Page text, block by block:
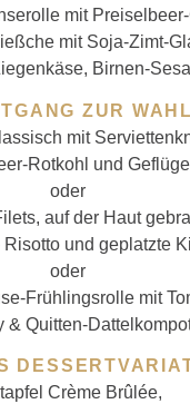
mit
mit Soja-Zimt-
Birnen-
ZUR WAHL
mit
Rotkohl und
oder
auf der Haut
und geplatzte
oder
Frühlingsrolle mit
& Quitten-
Crème Brûlée,